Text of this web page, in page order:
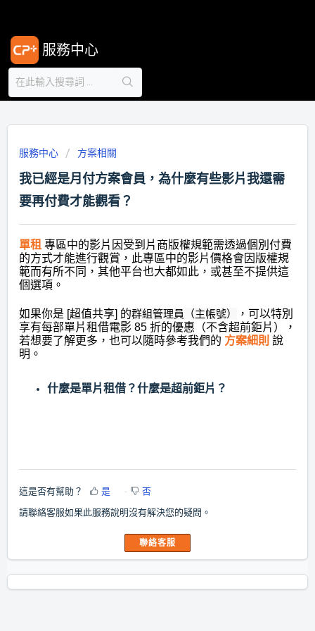
服務中心
服務中心 方案相關
我已經是月付方案會員，為什麼有些影片我還需
要再付費才能觀看？
單租 專區中的影片因受到片商版權規範需透過個別付費
的方式才能進行觀賞，此專區中的影片價格會因版權規
範而有所不同， 其他平台也大都如此，或甚至不提供這
個選項。
如果你是 [超值共享] 的群組管理員（主帳號）
，可以特別
享有每部單片租借電影 85 折的優惠（不含超前鉅片），
若想要了解更多，也可以隨時參考我們的 方案細則 說
明。
什麼是單片租借？什麼是超前鉅片？
這是否有幫助？ 是 否
請聯絡客服如果此服務說明沒有解決您的疑問。